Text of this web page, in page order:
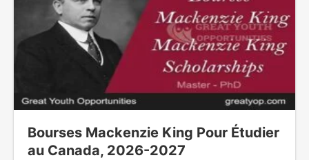
Bourses Mackenzie King Pour Étudier
au Canada, 2026-2027